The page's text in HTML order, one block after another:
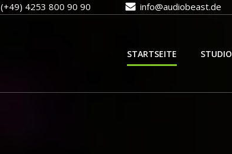
(+49) 4253 800 90 90 info@audiobeast.de
STARTSEITE STUDIO